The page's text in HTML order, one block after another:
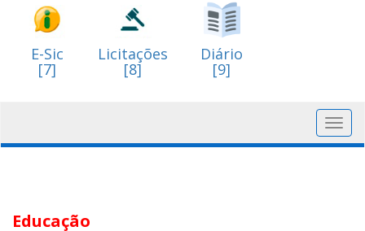
E-Sic
[7]
Licitações
[8]
Diário
[9]
Educação